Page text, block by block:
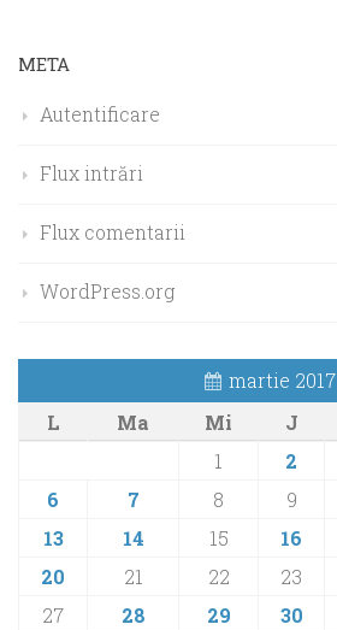
META
Autentificare
Flux intrări
Flux comentarii
WordPress.org
martie 2017
L
Ma Mi J
1
2
6
7 8 9
13
14 15 16
20
21 22 23
27
28 29 30